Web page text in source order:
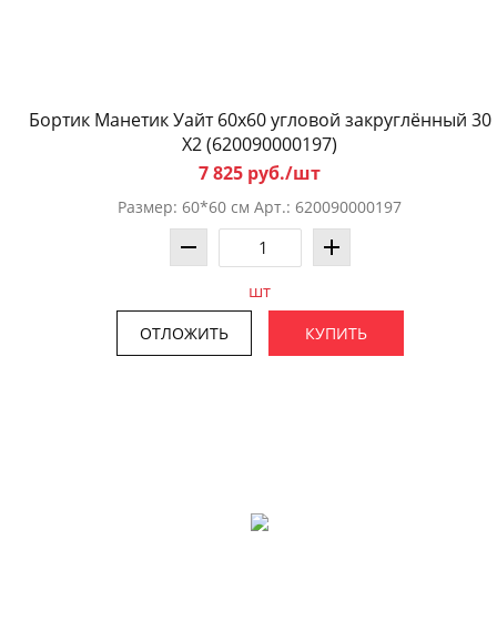
Бортик Манетик Уайт 60x60 угловой закруглённый 30
X2 (620090000197)
7 825 руб./шт
Размер: 60*60 см Арт.: 620090000197
шт
ОТЛОЖИТЬ КУПИТЬ